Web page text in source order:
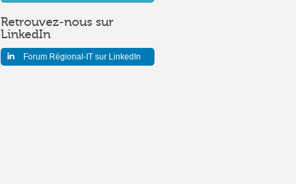
Retrouvez-nous sur
LinkedIn
Forum Régional-IT sur LinkedIn